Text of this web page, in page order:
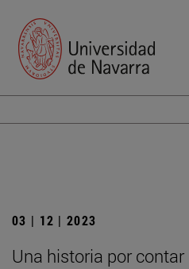
03 | 12 | 2023
Una historia por contar